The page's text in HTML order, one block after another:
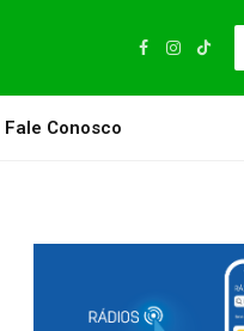
Facebook
Instagram
TikTok
Fale Conosco